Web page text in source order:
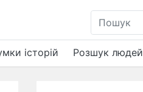
історій Розшук людей